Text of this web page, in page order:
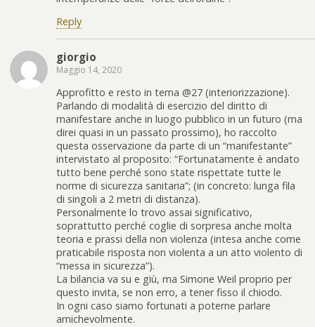
Reply
giorgio
Maggio 14, 2020
Approfitto e resto in tema @27 (interiorizzazione).
Parlando di modalità di esercizio del diritto di
manifestare anche in luogo pubblico in un futuro (ma
direi quasi in un passato prossimo), ho raccolto
questa osservazione da parte di un “manifestante”
intervistato al proposito: “Fortunatamente è andato
tutto bene perché sono state rispettate tutte le
norme di sicurezza sanitaria”; (in concreto: lunga fila
di singoli a 2 metri di distanza).
Personalmente lo trovo assai significativo,
soprattutto perché coglie di sorpresa anche molta
teoria e prassi della non violenza (intesa anche come
praticabile risposta non violenta a un atto violento di
“messa in sicurezza”).
La bilancia va su e giù, ma Simone Weil proprio per
questo invita, se non erro, a tener fisso il chiodo.
In ogni caso siamo fortunati a poterne parlare
amichevolmente.